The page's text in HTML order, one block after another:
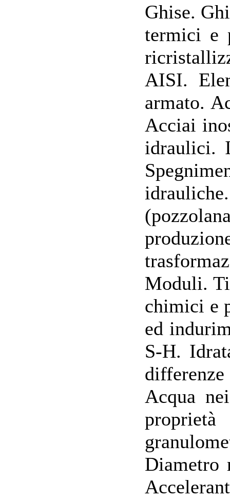
Ghise.
termici e
AISI.
armato.
Acciai
idraulici.
Moduli.
chimici e
ed
S-H.
differenze
Acqua
Diametro